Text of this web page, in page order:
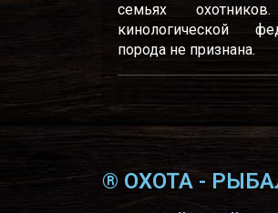
семьях
кинологической
порода не признана.
® ОХОТА -